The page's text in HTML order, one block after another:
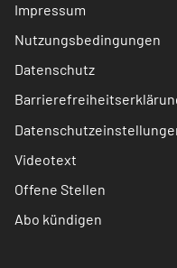
Impressum
Nutzungsbedingungen
Datenschutz
Videotext
Offene Stellen
Abo kündigen